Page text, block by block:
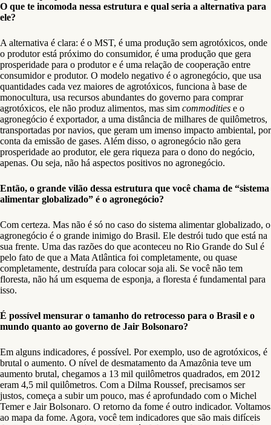
O que te incomoda nessa estrutura e qual seria a alternativa para
ele?
A alternativa é clara: é o MST, é uma produção sem agrotóxicos, onde
o produtor está próximo do consumidor, é uma produção que gera
prosperidade para o produtor e é uma relação de cooperação entre
consumidor e produtor. O modelo negativo é o agronegócio, que usa
quantidades cada vez maiores de agrotóxicos, funciona à base de
monocultura, usa recursos abundantes do governo para comprar
agrotóxicos, ele não produz alimentos, mas sim commodities e o
agronegócio é exportador, a uma distância de milhares de quilômetros,
transportadas por navios, que geram um imenso impacto ambiental, por
conta da emissão de gases. Além disso, o agronegócio não gera
prosperidade ao produtor, ele gera riqueza para o dono do negócio,
apenas. Ou seja, não há aspectos positivos no agronegócio.
Então, o grande vilão dessa estrutura que você chama de “sistema
alimentar globalizado” é o agronegócio?
Com certeza. Mas não é só no caso do sistema alimentar globalizado, o
agronegócio é o grande inimigo do Brasil. Ele destrói tudo que está na
sua frente. Uma das razões do que aconteceu no Rio Grande do Sul é
pelo fato de que a Mata Atlântica foi completamente, ou quase
completamente, destruída para colocar soja ali. Se você não tem
floresta, não há um esquema de esponja, a floresta é fundamental para
isso.
É possível mensurar o tamanho do retrocesso para o Brasil e o
mundo quanto ao governo de Jair Bolsonaro?
Em alguns indicadores, é possível. Por exemplo, uso de agrotóxicos, é
brutal o aumento. O nível de desmatamento da Amazônia teve um
aumento brutal, chegamos a 13 mil quilômetros quadrados, em 2012
eram 4,5 mil quilômetros. Com a Dilma Roussef, precisamos ser
justos, começa a subir um pouco, mas é aprofundado com o Michel
Temer e Jair Bolsonaro. O retorno da fome é outro indicador. Voltamos
ao mapa da fome. Agora, você tem indicadores que são mais difíceis